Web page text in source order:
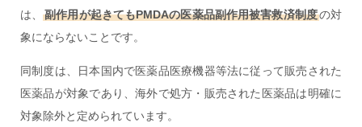
は、副作用が起きてもPMDAの医薬品副作用被害救済制度の対
象にならないことです。
同制度は、日本国内で医薬品医療機器等法に従って販売された
医薬品が対象であり、海外で処方・販売された医薬品は明確に
対象除外と定められています。